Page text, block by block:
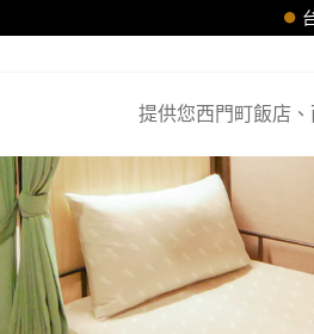
提供您西門町飯店